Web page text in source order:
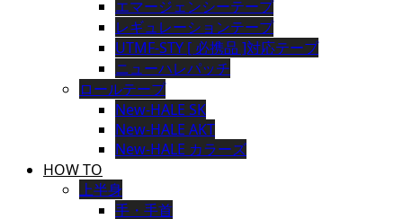
エマージェンシーテープ
レギュレーションテープ
UTMF-STY [ 必携品 ]対応テープ
ニューハレパッチ
ロールテープ
New-HALE SK
New-HALE AKT
New-HALE カラーズ
HOW TO
上半身
手・手首